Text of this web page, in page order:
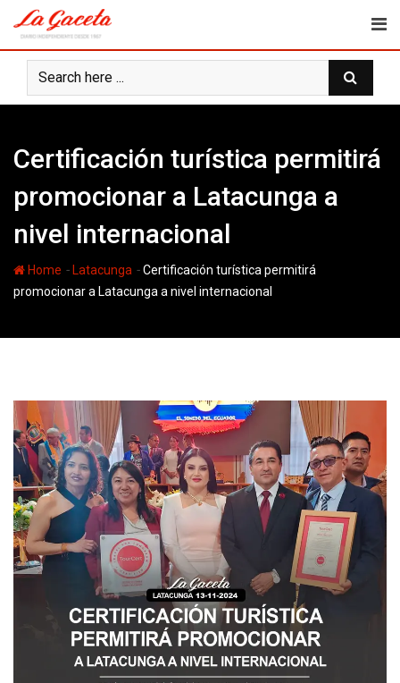
content
Certificación turística permitirá
promocionar a Latacunga a
nivel internacional
Home - Latacunga -Certificación turística permitirá
promocionar a Latacunga a nivel internacional